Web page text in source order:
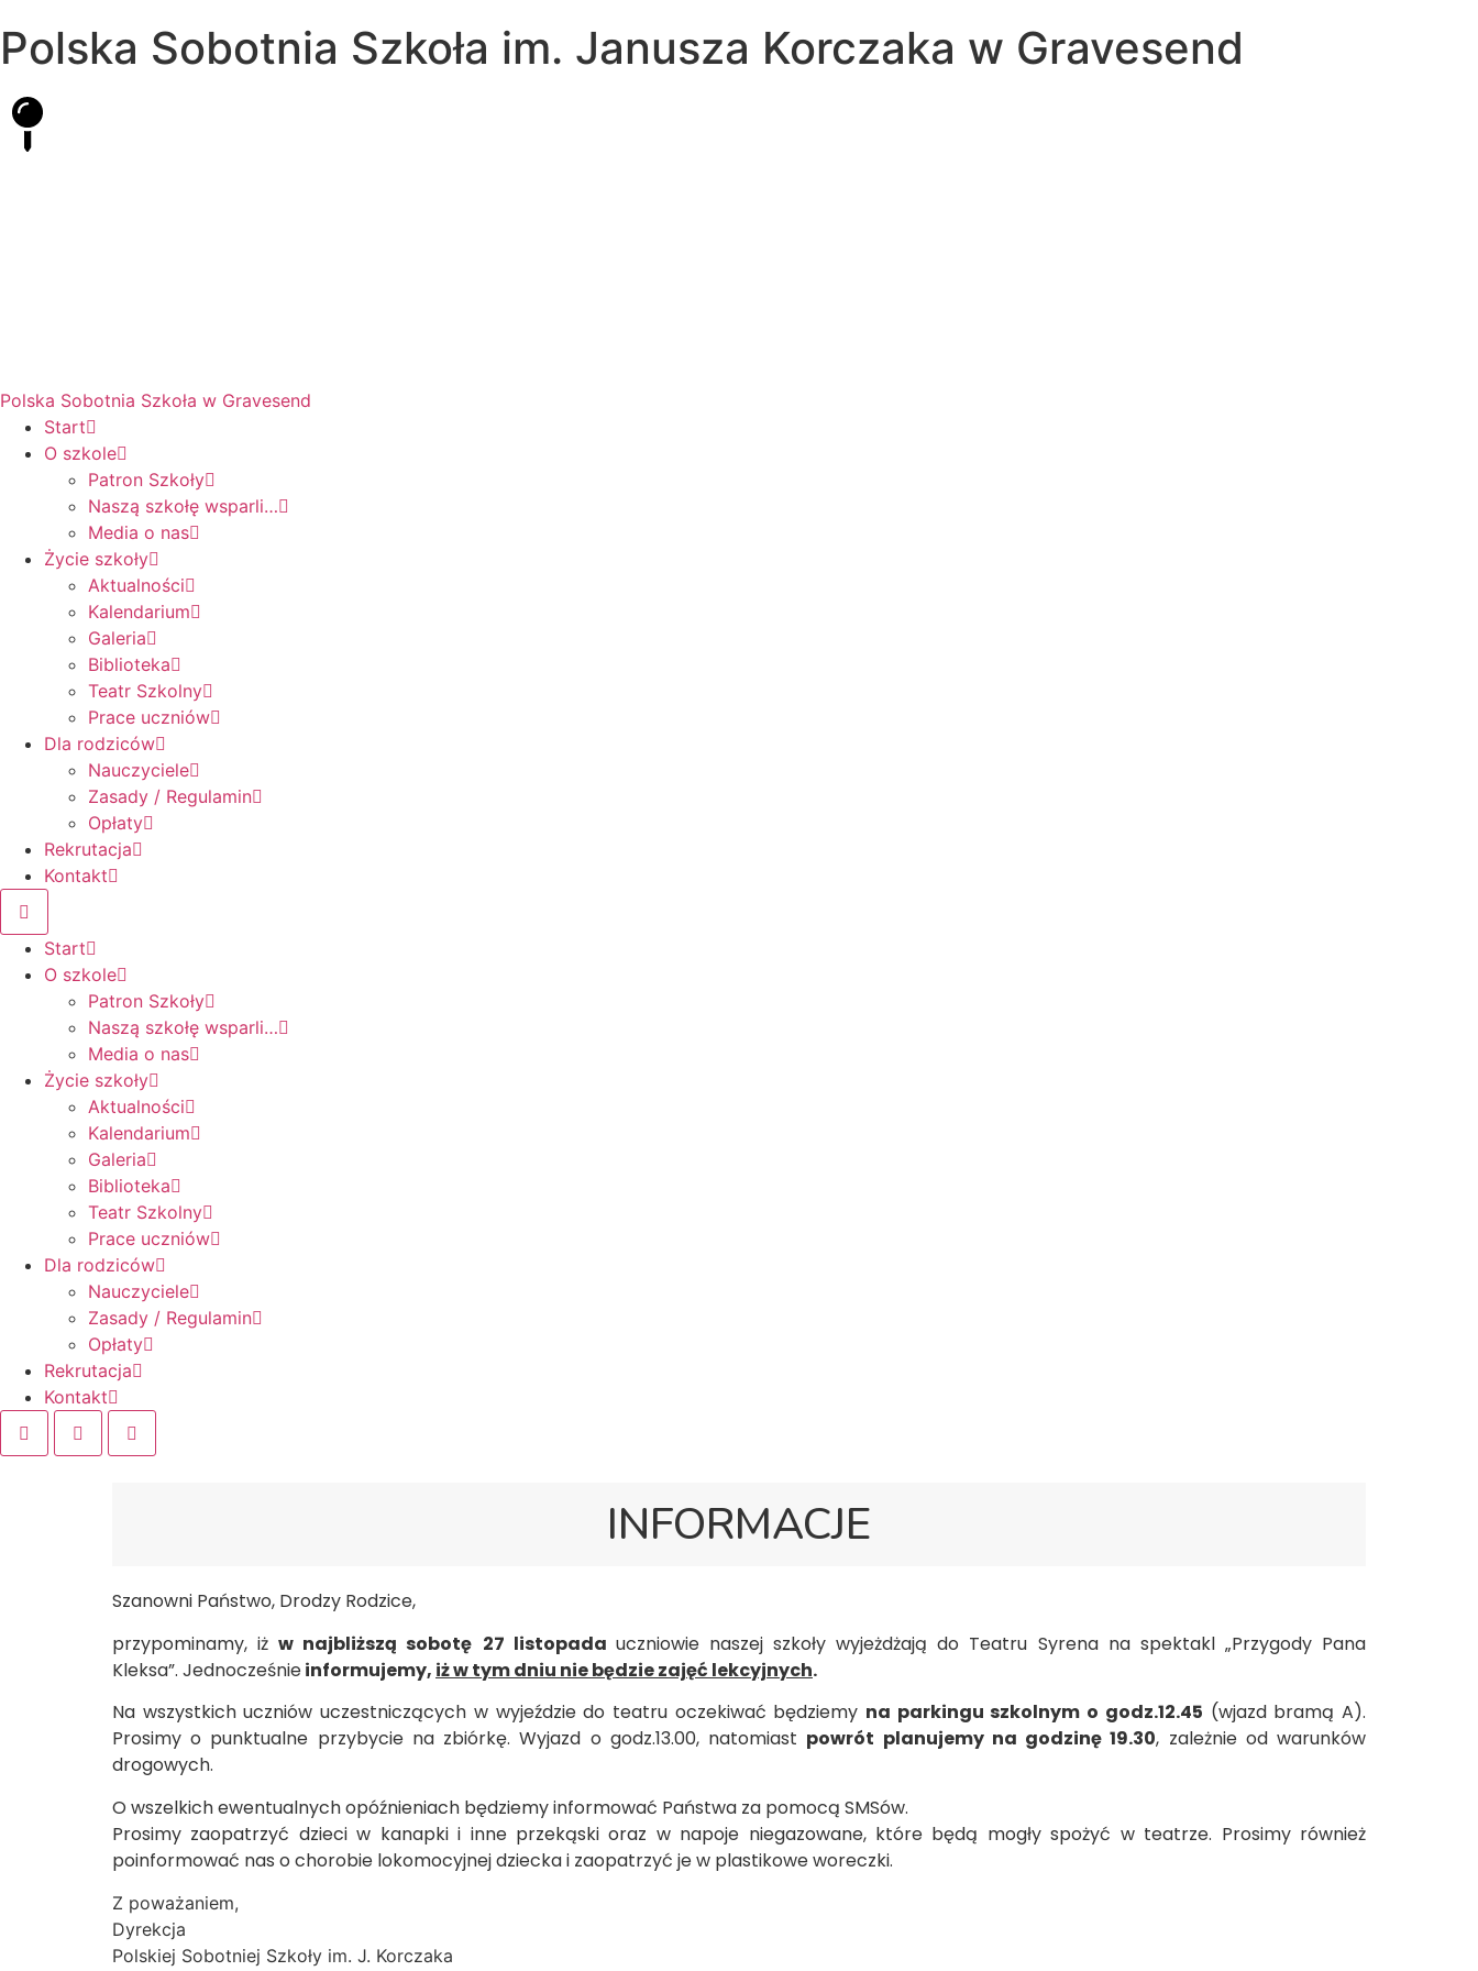
Polska Sobotnia Szkoła im. Janusza Korczaka w Gravesend
Polska Sobotnia Szkoła w Gravesend
Start
O szkole
Patron Szkoły
Naszą szkołę wsparli…
Media o nas
Życie szkoły
Aktualności
Kalendarium
Galeria
Biblioteka
Teatr Szkolny
Prace uczniów
Dla rodziców
Nauczyciele
Zasady / Regulamin
Opłaty
Rekrutacja
Kontakt
Start
O szkole
Patron Szkoły
Naszą szkołę wsparli…
Media o nas
Życie szkoły
Aktualności
Kalendarium
Galeria
Biblioteka
Teatr Szkolny
Prace uczniów
Dla rodziców
Nauczyciele
Zasady / Regulamin
Opłaty
Rekrutacja
Kontakt
INFORMACJE
Szanowni Państwo, Drodzy Rodzice,
przypominamy, iżw najbliższą sobotę 27 listopada uczniowie naszej szkoły wyjeżdżają do Teatru Syrena na spektakl „Przygody Pana
Kleksa”. Jednocześnieinformujemy, iż w tym dniu nie będzie zajęć lekcyjnych.
Na wszystkich uczniów uczestniczących w wyjeździe do teatru oczekiwać będziemy na parkingu szkolnym o godz.12.45 (wjazd bramą A).
Prosimy o punktualne przybycie na zbiórkę. Wyjazd o godz.13.00, natomiast powrót planujemy na godzinę 19.30, zależnie od warunków
drogowych.
O wszelkich ewentualnych opóźnieniach będziemy informować Państwa za pomocą SMSów.
Prosimy zaopatrzyć dzieci w kanapki i inne przekąski oraz w napoje niegazowane, które będą mogły spożyć w teatrze. Prosimy również
poinformować nas o chorobie lokomocyjnej dziecka i zaopatrzyć je w plastikowe woreczki.
Z poważaniem,
Dyrekcja
Polskiej Sobotniej Szkoły im. J. Korczaka